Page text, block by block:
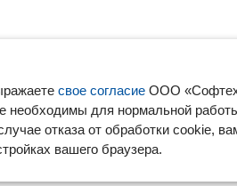
их правообладателей.
соглашение • Карта сайта
в соответствии с ч.1 ст.6 и ст. 10.1
кругом лиц опубликованных
свое согласиеООО
необходимы для нормальной
отказа от обработки cookie,
вашего браузера.